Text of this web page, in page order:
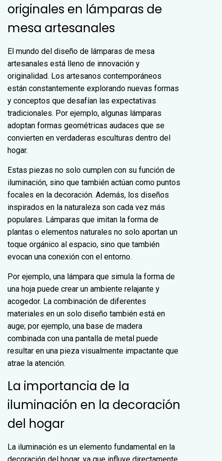
originales en lámparas de
mesa artesanales
El mundo del diseño de lámparas de mesa
artesanales está lleno de innovación y
originalidad. Los artesanos contemporáneos
están constantemente explorando nuevas formas
y conceptos que desafían las expectativas
tradicionales. Por ejemplo, algunas lámparas
adoptan formas geométricas audaces que se
convierten en verdaderas esculturas dentro del
hogar.
Estas piezas no solo cumplen con su función de
iluminación, sino que también actúan como puntos
focales en la decoración. Además, los diseños
inspirados en la naturaleza son cada vez más
populares. Lámparas que imitan la forma de
plantas o elementos naturales no solo aportan un
toque orgánico al espacio, sino que también
evocan una conexión con el entorno.
Por ejemplo, una lámpara que simula la forma de
una hoja puede crear un ambiente relajante y
acogedor. La combinación de diferentes
materiales en un solo diseño también está en
auge; por ejemplo, una base de madera
combinada con una pantalla de metal puede
resultar en una pieza visualmente impactante que
atrae la atención.
La importancia de la
iluminación en la decoración
del hogar
La iluminación es un elemento fundamental en la
decoración del hogar, ya que influye directamente